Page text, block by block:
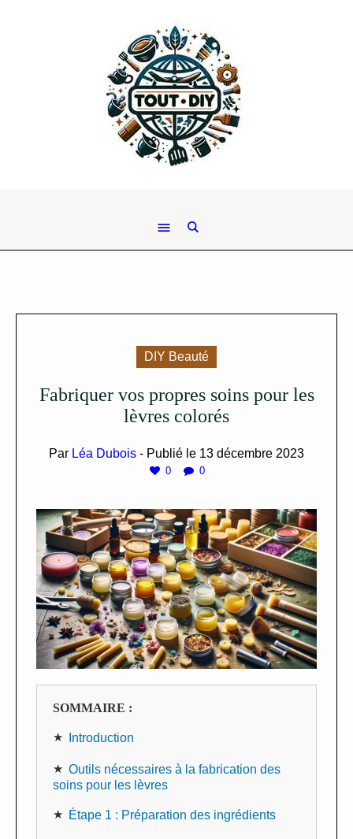
DIY Beauté
Fabriquer vos propres soins pour les
lèvres colorés
Par Léa Dubois - Publié le 13 décembre 2023
0 0
SOMMAIRE :
Introduction
Outils nécessaires à la fabrication des
soins pour les lèvres
Étape 1 : Préparation des ingrédients